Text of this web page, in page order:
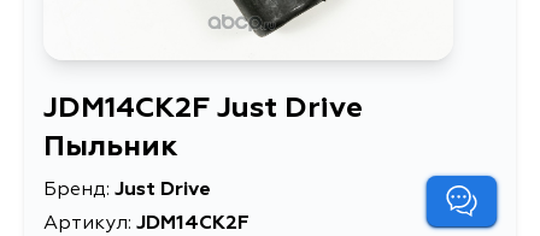
JDM14CK2F Just Drive
Пыльник
Бренд: Just Drive
Артикул: JDM14CK2F